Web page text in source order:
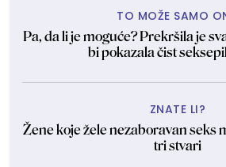
TO MOŽE SAMO
Pa, da li je moguće? Prekršila je
bi pokazala čist
ZNATE LI?
Žene koje žele nezaboravan seks
tri stvari